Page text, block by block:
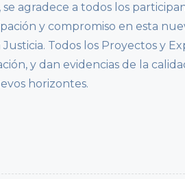
agradece a todos los
y compromiso en esta
Todos los Proyectos y
y dan evidencias de la
horizontes.